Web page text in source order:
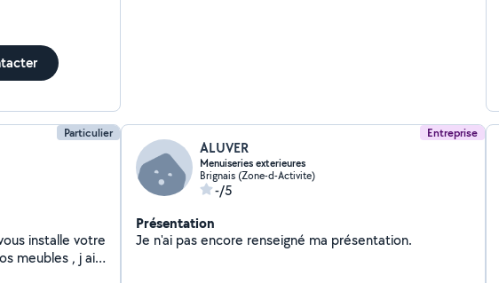
Particulier
installe votre
meubles , j ai
Entreprise
ALUVER
Menuiseries exterieures
Brignais (Zone-d-Activite)
-/5
Présentation
Je n'ai pas encore renseigné ma présentation.